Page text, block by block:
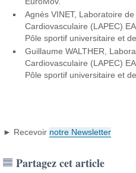
Agnès VINET, Laboratoire
Cardiovasculaire (LAPEC)
Pôle sportif universitaire et
Guillaume WALTHER,
Cardiovasculaire (LAPEC)
Pôle sportif universitaire et
► Recevoir notre Newsletter
Partagez cet article